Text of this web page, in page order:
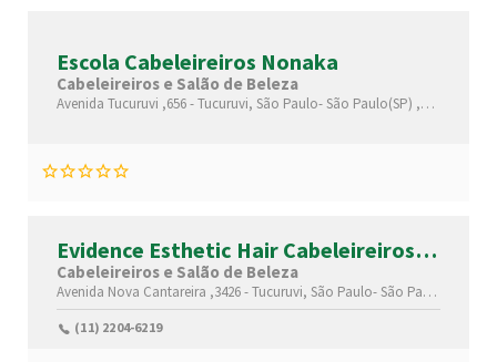
Escola Cabeleireiros Nonaka
Cabeleireiros e Salão de Beleza
Avenida Tucuruvi ,656 -Tucuruvi, São Paulo-São Paulo(SP) ,02304002
Evidence Esthetic Hair Cabeleireiros
Sc
Cabeleireiros e Salão de Beleza
Avenida Nova Cantareira ,3426 -Tucuruvi, São Paulo-São Paulo(SP)
(11) 2204-6219